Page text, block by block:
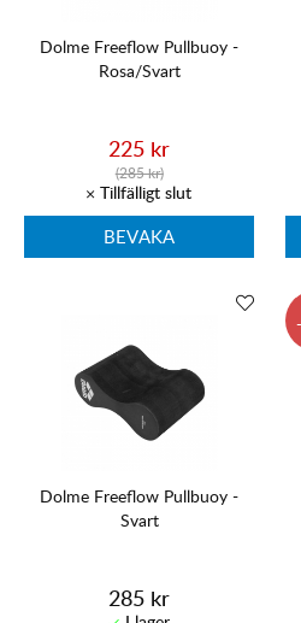
Dolme Freeflow Pullbuoy -
Rosa/Svart
225 kr
(285 kr)
BEVAKA
Dolme Freeflow Pullbuoy -
Svart
285 kr